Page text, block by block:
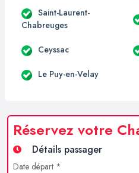
Saint-Laurent-
Chabreuges
Ceyssac
Le Puy-en-Velay
Réservez votre
Détails passager
Date départ *